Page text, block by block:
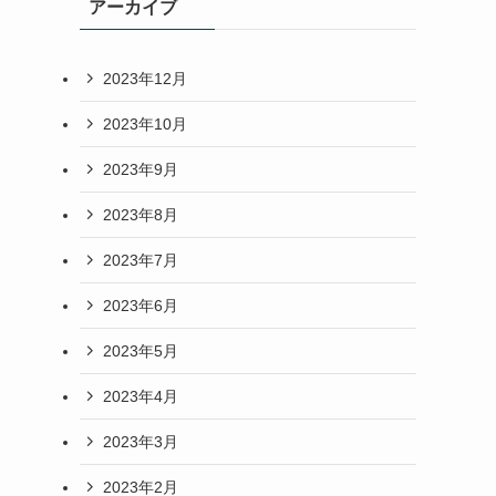
アーカイブ
2023年12月
2023年10月
2023年9月
2023年8月
2023年7月
2023年6月
2023年5月
2023年4月
2023年3月
2023年2月